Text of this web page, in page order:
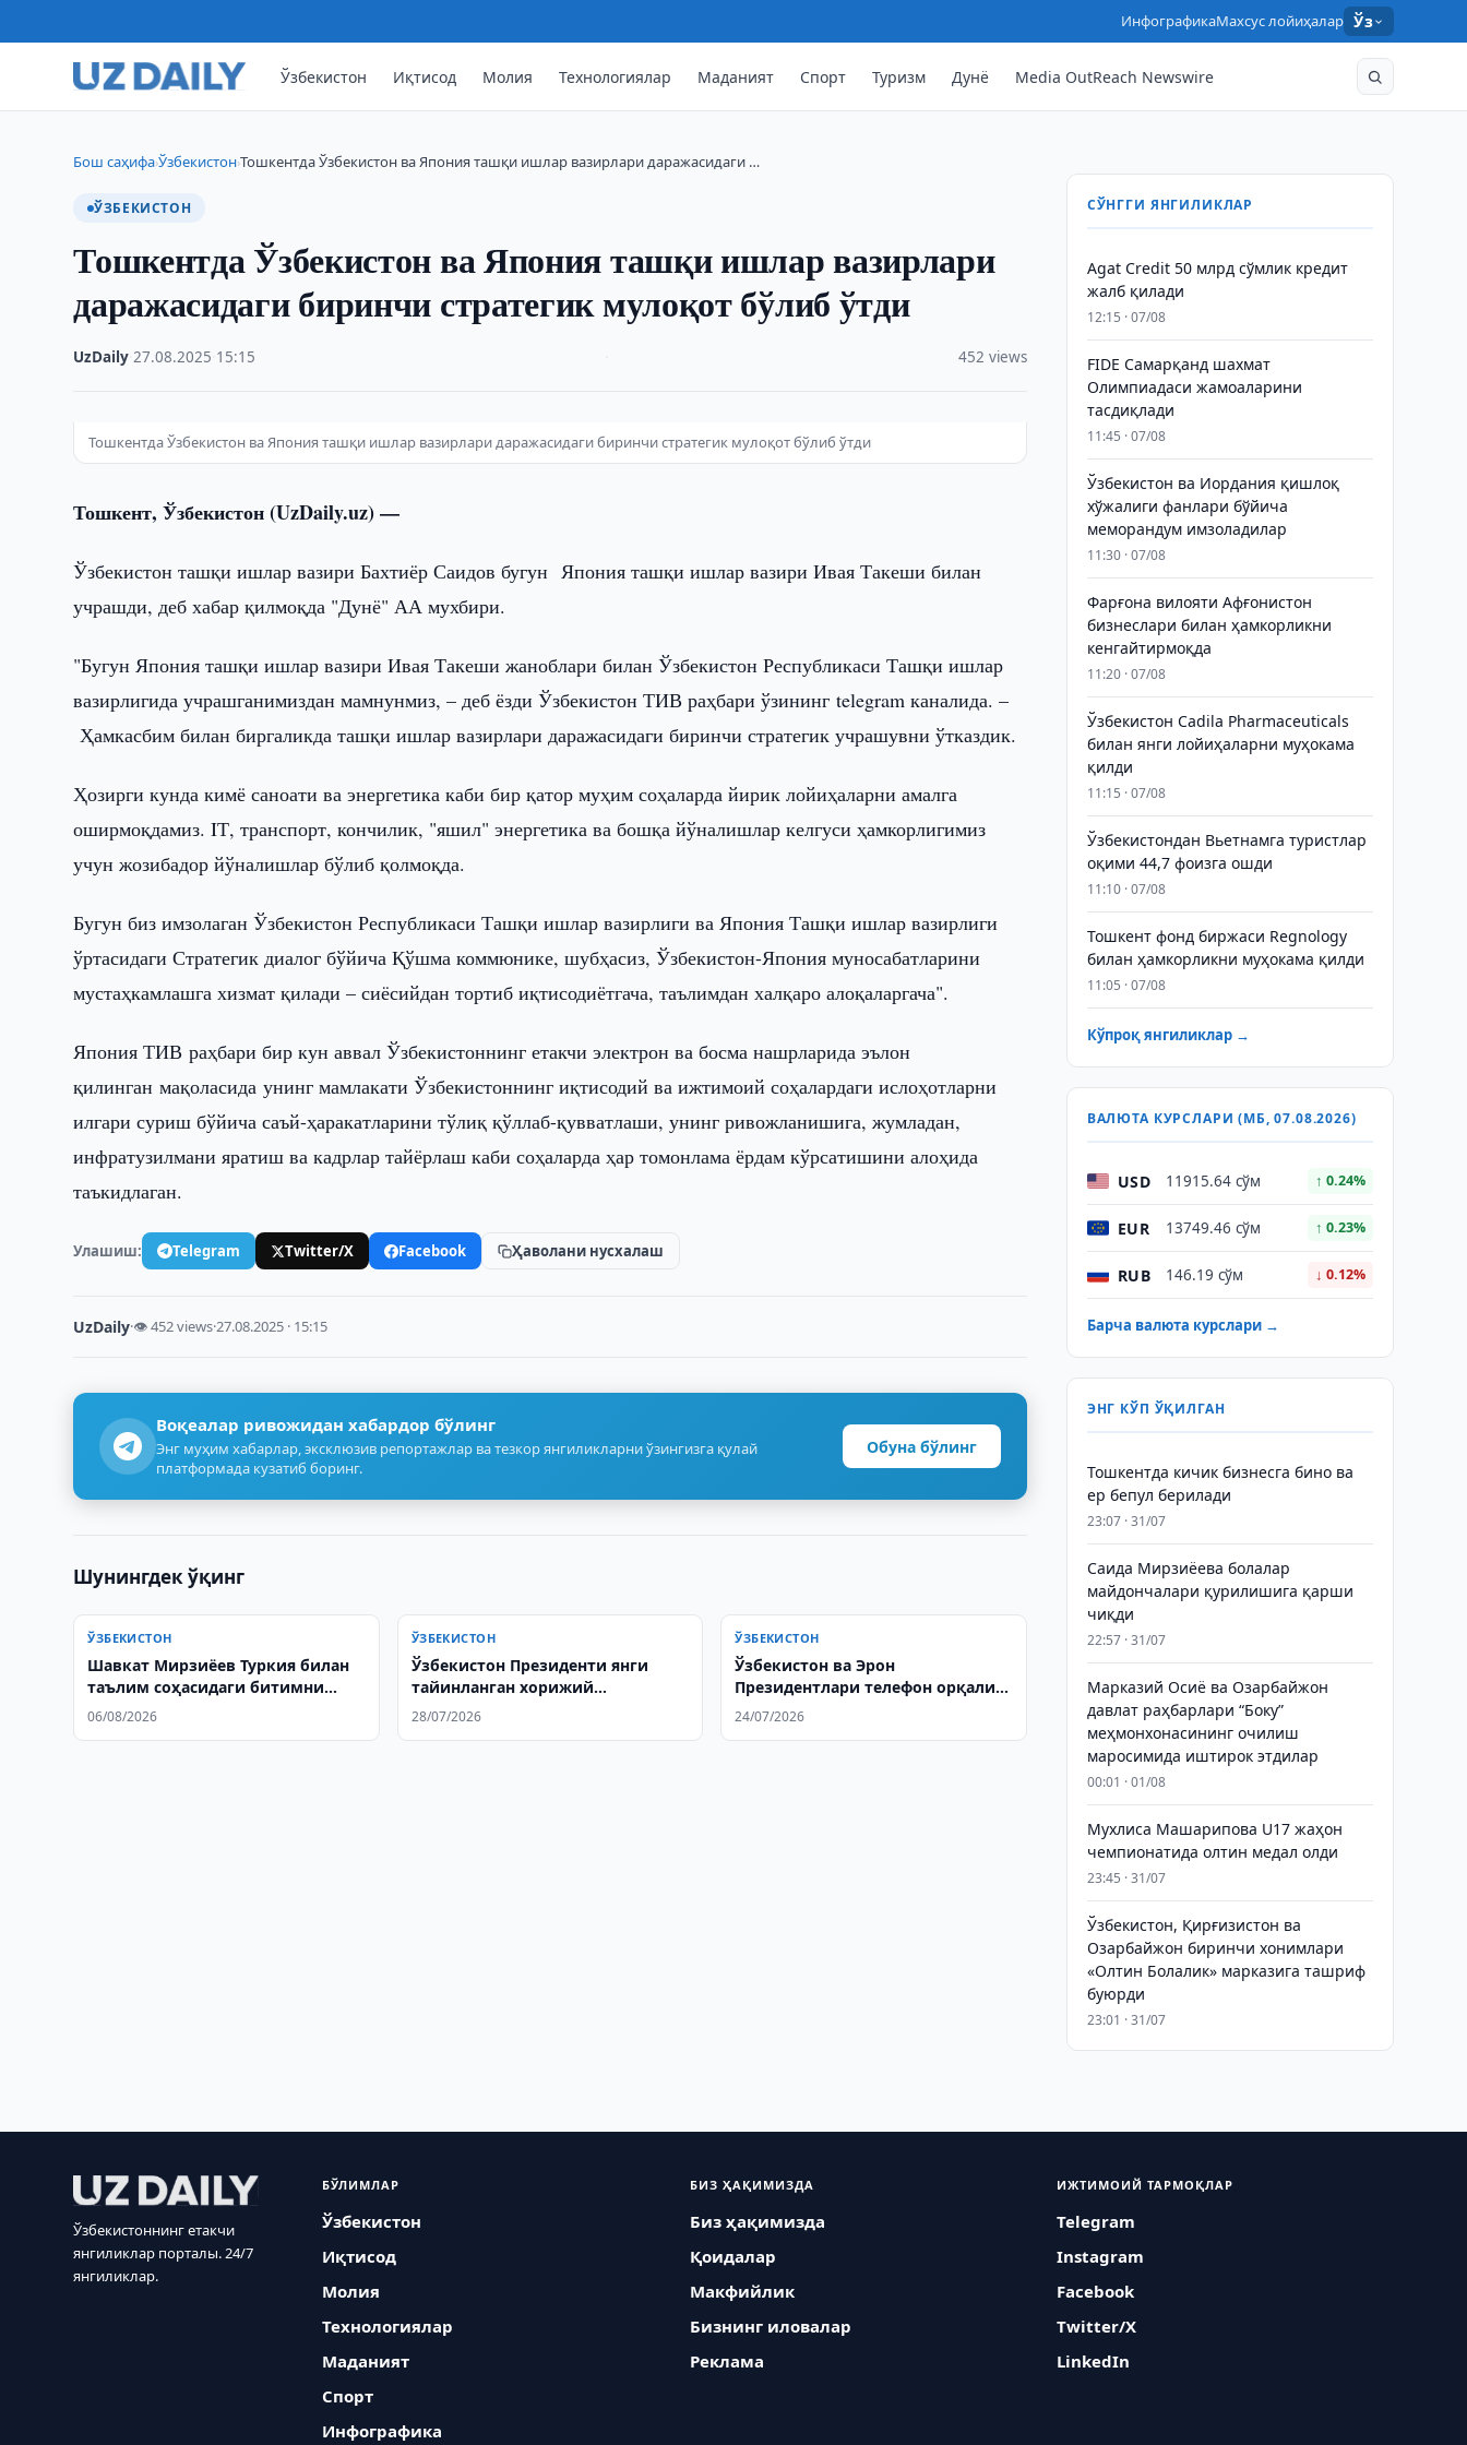
ИнфографикаМахсус лойиҳалар Ўз
Ўзбекистон Иқтисод Молия Технологиялар Маданият Спорт Туризм Дунё Media OutReach Newswire
Бош саҳифа›Ўзбекистон›Тошкентда Ўзбекистон ва Япония ташқи ишлар вазирлари даражасидаги …
ЎЗБЕКИСТОН
Тошкентда Ўзбекистон ва Япония ташқи ишлар вазирлари
даражасидаги биринчи стратегик мулоқот бўлиб ўтди
UzDaily ·27.08.2025 15:15 452 views
Тошкентда Ўзбекистон ва Япония ташқи ишлар вазирлари даражасидаги биринчи стратегик мулоқот бўлиб ўтди
Тошкент, Ўзбекистон (UzDaily.uz) —
Ўзбекистон ташқи ишлар вазири Бахтиёр Саидов бугун Япония ташқи ишлар вазири Ивая Такеши билан
учрашди, деб хабар қилмоқда "Дунё" АА мухбири.
"Бугун Япония ташқи ишлар вазири Ивая Такеши жаноблари билан Ўзбекистон Республикаси Ташқи ишлар
вазирлигида учрашганимиздан мамнунмиз, – деб ёзди Ўзбекистон ТИВ раҳбари ўзининг telegram каналида. –
Ҳамкасбим билан биргаликда ташқи ишлар вазирлари даражасидаги биринчи стратегик учрашувни ўтказдик.
Ҳозирги кунда кимё саноати ва энергетика каби бир қатор муҳим соҳаларда йирик лойиҳаларни амалга
оширмоқдамиз. IТ, транспорт, кончилик, "яшил" энергетика ва бошқа йўналишлар келгуси ҳамкорлигимиз
учун жозибадор йўналишлар бўлиб қолмоқда.
Бугун биз имзолаган Ўзбекистон Республикаси Ташқи ишлар вазирлиги ва Япония Ташқи ишлар вазирлиги
ўртасидаги Стратегик диалог бўйича Қўшма коммюнике, шубҳасиз, Ўзбекистон-Япония муносабатларини
мустаҳкамлашга хизмат қилади – сиёсийдан тортиб иқтисодиётгача, таълимдан халқаро алоқаларгача".
Япония ТИВ раҳбари бир кун аввал Ўзбекистоннинг етакчи электрон ва босма нашрларида эълон
қилинган мақоласида унинг мамлакати Ўзбекистоннинг иқтисодий ва ижтимоий соҳалардаги ислоҳотларни
илгари суриш бўйича саъй-ҳаракатларини тўлиқ қўллаб-қувватлаши, унинг ривожланишига, жумладан,
инфратузилмани яратиш ва кадрлар тайёрлаш каби соҳаларда ҳар томонлама ёрдам кўрсатишини алоҳида
таъкидлаган.
Улашиш: Telegram Twitter/X Facebook Ҳаволани нусхалаш
UzDaily·👁 452 views·27.08.2025 · 15:15
Воқеалар ривожидан хабардор бўлинг
Энг муҳим хабарлар, эксклюзив репортажлар ва тезкор янгиликларни ўзингизга қулай
платформада кузатиб боринг.
Обуна бўлинг
Шунингдек ўқинг
ЎЗБЕКИСТОН
Шавкат Мирзиёев Туркия билан
таълим соҳасидаги битимни
тасдиқлади
06/08/2026
ЎЗБЕКИСТОН
Ўзбекистон Президенти янги
тайинланган хорижий
элчилардан ишонч ёрлиқларини
28/07/2026
ЎЗБЕКИСТОН
Ўзбекистон ва Эрон
Президентлари телефон орқали
мулоқот қилдилар
24/07/2026
СЎНГГИ ЯНГИЛИКЛАР
Agat Credit 50 млрд сўмлик кредит
жалб қилади
12:15 · 07/08
FIDE Самарқанд шахмат
Олимпиадаси жамоаларини
тасдиқлади
11:45 · 07/08
Ўзбекистон ва Иордания қишлоқ
хўжалиги фанлари бўйича
меморандум имзоладилар
11:30 · 07/08
Фарғона вилояти Афғонистон
бизнеслари билан ҳамкорликни
кенгайтирмоқда
11:20 · 07/08
Ўзбекистон Cadila Pharmaceuticals
билан янги лойиҳаларни муҳокама
қилди
11:15 · 07/08
Ўзбекистондан Вьетнамга туристлар
оқими 44,7 фоизга ошди
11:10 · 07/08
Тошкент фонд биржаси Regnology
билан ҳамкорликни муҳокама қилди
11:05 · 07/08
Кўпроқ янгиликлар →
ВАЛЮТА КУРСЛАРИ (МБ, 07.08.2026)
USD 11915.64 сўм ↑ 0.24%
EUR 13749.46 сўм ↑ 0.23%
RUB 146.19 сўм ↓ 0.12%
Барча валюта курслари →
ЭНГ КЎП ЎҚИЛГАН
Тошкентда кичик бизнесга бино ва
ер бепул берилади
23:07 · 31/07
Саида Мирзиёева болалар
майдончалари қурилишига қарши
чиқди
22:57 · 31/07
Марказий Осиё ва Озарбайжон
давлат раҳбарлари “Боку”
меҳмонхонасининг очилиш
маросимида иштирок этдилар
00:01 · 01/08
Мухлиса Машарипова U17 жаҳон
чемпионатида олтин медал олди
23:45 · 31/07
Ўзбекистон, Қирғизистон ва
Озарбайжон биринчи хонимлари
«Олтин Болалик» марказига ташриф
буюрди
23:01 · 31/07
Ўзбекистоннинг етакчи
янгиликлар порталы. 24/7
янгиликлар.
БЎЛИМЛАР
Ўзбекистон
Иқтисод
Молия
Технологиялар
Маданият
Спорт
Инфографика
БИЗ ҲАҚИМИЗДА
Биз ҳақимизда
Қоидалар
Макфийлик
Бизнинг иловалар
Реклама
ИЖТИМОИЙ ТАРМОҚЛАР
Telegram
Instagram
Facebook
Twitter/X
LinkedIn